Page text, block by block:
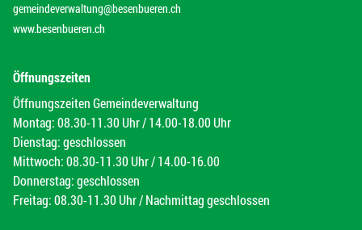
gemeindeverwaltung@besenbueren.ch
www.besenbueren.ch
Öffnungszeiten
Öffnungszeiten Gemeindeverwaltung
Montag: 08.30-11.30 Uhr / 14.00-18.00 Uhr
Dienstag: geschlossen
Mittwoch: 08.30-11.30 Uhr / 14.00-16.00
Donnerstag: geschlossen
Freitag: 08.30-11.30 Uhr / Nachmittag geschlossen